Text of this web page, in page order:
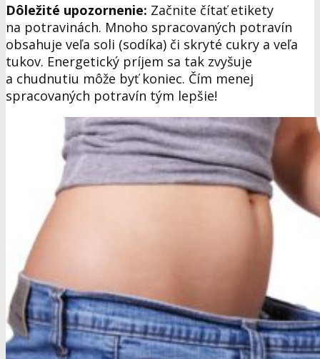
Dôležité upozornenie: Začnite čítať etikety
na potravinách. Mnoho spracovaných potravín
obsahuje veľa soli (sodíka) či skryté cukry a veľa
tukov. Energetický príjem sa tak zvyšuje
a chudnutiu môže byť koniec. Čím menej
spracovaných potravín tým lepšie!